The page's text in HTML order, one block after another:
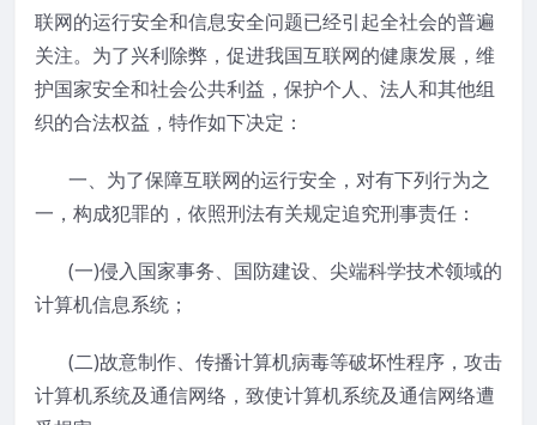
联网的运行安全和信息安全问题已经引起全社会的普遍
关注。为了兴利除弊，促进我国互联网的健康发展，维
护国家安全和社会公共利益，保护个人、法人和其他组
织的合法权益，特作如下决定：
一、为了保障互联网的运行安全，对有下列行为之
一，构成犯罪的，依照刑法有关规定追究刑事责任：
(一)侵入国家事务、国防建设、尖端科学技术领域的
计算机信息系统；
(二)故意制作、传播计算机病毒等破坏性程序，攻击
计算机系统及通信网络，致使计算机系统及通信网络遭